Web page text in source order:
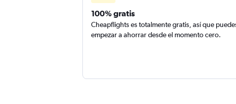
100% gratis
Cheapflights es totalmente gratis, así que
empezar a ahorrar desde el momento cero.